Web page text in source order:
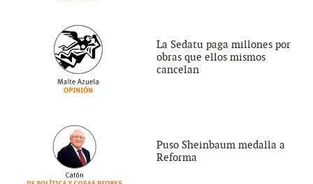
La Sedatu paga millones por
obras que ellos mismos
cancelan
Puso Sheinbaum medalla a
Reforma